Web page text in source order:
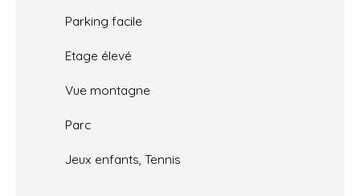
Parking facile
Etage élevé
Vue montagne
Parc
Jeux enfants, Tennis